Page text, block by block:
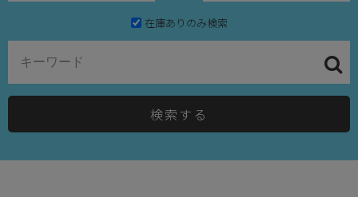
在庫ありのみ検索
検索する